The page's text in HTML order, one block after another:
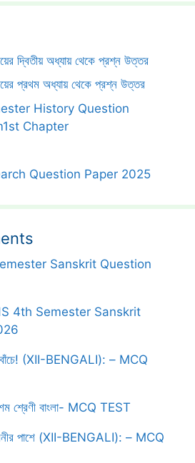
দ্বিতীয় অধ্যায় থেকে প্রশ্ন উত্তর
প্রথম অধ্যায় থেকে প্রশ্ন উত্তর
History Question
Chapter
Question Paper 2025
Sanskrit Question
4th Semester Sanskrit
বাঁচে! (XII-BENGALI): – MCQ
শ্রেণী বাংলা- MCQ TEST
পাশে (XII-BENGALI): – MCQ